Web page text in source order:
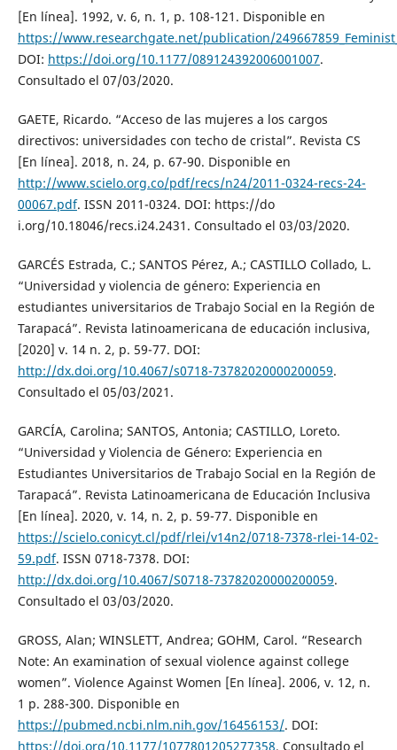
[En línea]. 1992, v. 6, n. 1, p. 108-121. Disponible en
https://www.researchgate.net/publication/
DOI: https://doi.org/10.1177/089124392006001007.
Consultado el 07/03/2020.
GAETE, Ricardo. “Acceso de las mujeres a los cargos
directivos: universidades con techo de cristal”. Revista CS
[En línea]. 2018, n. 24, p. 67-90. Disponible en
http://www.scielo.org.co/pdf/recs/n24/2011-0324-recs-24-
00067.pdf. ISSN 2011-0324. DOI: https://do
i.org/10.18046/recs.i24.2431. Consultado el 03/03/2020.
GARCÉS Estrada, C.; SANTOS Pérez, A.; CASTILLO Collado, L.
“Universidad y violencia de género: Experiencia en
estudiantes universitarios de Trabajo Social en la Región de
Tarapacá”. Revista latinoamericana de educación inclusiva,
[2020] v. 14 n. 2, p. 59-77. DOI:
http://dx.doi.org/10.4067/s0718-73782020000200059.
Consultado el 05/03/2021.
GARCÍA, Carolina; SANTOS, Antonia; CASTILLO, Loreto.
“Universidad y Violencia de Género: Experiencia en
Estudiantes Universitarios de Trabajo Social en la Región de
Tarapacá”. Revista Latinoamericana de Educación Inclusiva
[En línea]. 2020, v. 14, n. 2, p. 59-77. Disponible en
https://scielo.conicyt.cl/pdf/rlei/v14n2/0718-7378-rlei-14-02-
59.pdf. ISSN 0718-7378. DOI:
http://dx.doi.org/10.4067/S0718-73782020000200059.
Consultado el 03/03/2020.
GROSS, Alan; WINSLETT, Andrea; GOHM, Carol. “Research
Note: An examination of sexual violence against college
women”. Violence Against Women [En línea]. 2006, v. 12, n.
1 p. 288-300. Disponible en
https://pubmed.ncbi.nlm.nih.gov/16456153/. DOI:
https://doi.org/10.1177/1077801205277358. Consultado el